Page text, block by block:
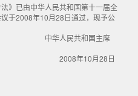
已由中华人民共和国第十一届全
于2008年10月28日通过，现予公
和国主席
月28日